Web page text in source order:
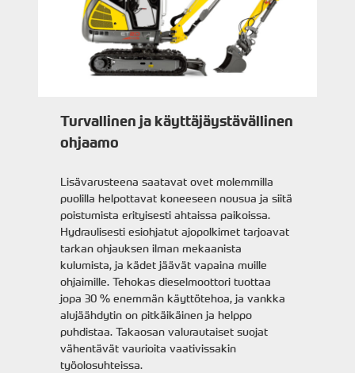
Turvallinen ja käyttäjäystävällinen
ohjaamo
Lisävarusteena saatavat ovet molemmilla
puolilla helpottavat koneeseen nousua ja siitä
poistumista erityisesti ahtaissa paikoissa.
Hydraulisesti esiohjatut ajopolkimet tarjoavat
tarkan ohjauksen ilman mekaanista
kulumista, ja kädet jäävät vapaina muille
ohjaimille. Tehokas dieselmoottori tuottaa
jopa 30 % enemmän käyttötehoa, ja vankka
alujäähdytin on pitkäikäinen ja helppo
puhdistaa. Takaosan valurautaiset suojat
vähentävät vaurioita vaativissakin
työolosuhteissa.